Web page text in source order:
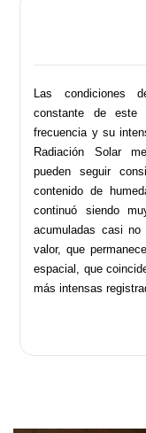
Las condiciones
constante de este
frecuencia y su
Radiación Solar
pueden seguir
contenido de
continuó siendo
acumuladas casi
valor, que
espacial, que
más intensas